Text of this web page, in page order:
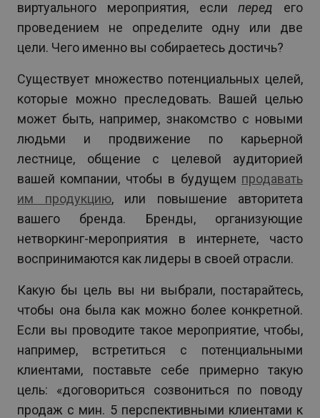
виртуального мероприятия, еслиперед его
проведением не определите одну или две
цели. Чего именно вы собираетесь достичь?
Существует множество потенциальных целей,
которые можно преследовать. Вашей целью
может быть, например, знакомство с новыми
людьми и продвижение по карьерной
лестнице, общение с целевой аудиторией
вашей компании, чтобы в будущем продавать
им продукцию,или повышение авторитета
вашего бренда. Бренды, организующие
нетворкинг-мероприятия в интернете, часто
воспринимаются как лидеры в своей отрасли.
Какую бы цель вы ни выбрали, постарайтесь,
чтобы она была как можно более конкретной.
Если вы проводите такое мероприятие, чтобы,
например, встретиться с потенциальными
клиентами, поставьте себе примерно такую
цель: «договориться созвониться по поводу
продаж с мин. 5 перспективными клиентами к